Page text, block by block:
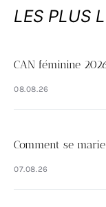
LES PLUS
CAN féminine
08.08.26
Comment se
07.08.26